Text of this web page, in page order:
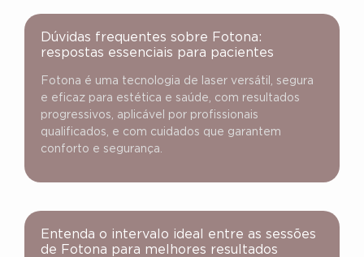
Dúvidas frequentes sobre Fotona:
respostas essenciais para pacientes
Fotona é uma tecnologia de laser versátil, segura
e eficaz para estética e saúde, com resultados
progressivos, aplicável por profissionais
qualificados, e com cuidados que garantem
conforto e segurança.
Entenda o intervalo ideal entre as sessões
de Fotona para melhores resultados